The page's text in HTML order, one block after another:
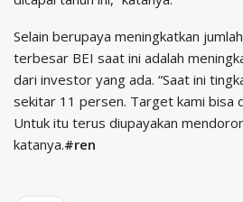
Selain berupaya meningkatkan
terbesar BEI saat ini adalah
dari investor yang ada. “Saat ini
sekitar 11 persen. Target kami bisa
Untuk itu terus diupayakan
katanya.#ren